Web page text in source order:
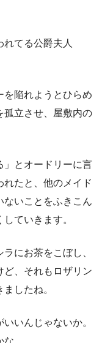
てる公爵夫人
を陥れようとひらめ
孤立させ、屋敷内の
」とオードリーに言
れたと、他のメイド
ないことをふきこん
ていきます。
にお茶をこぼし、
ど、それもロザリン
したね。
いんじゃないか。
。